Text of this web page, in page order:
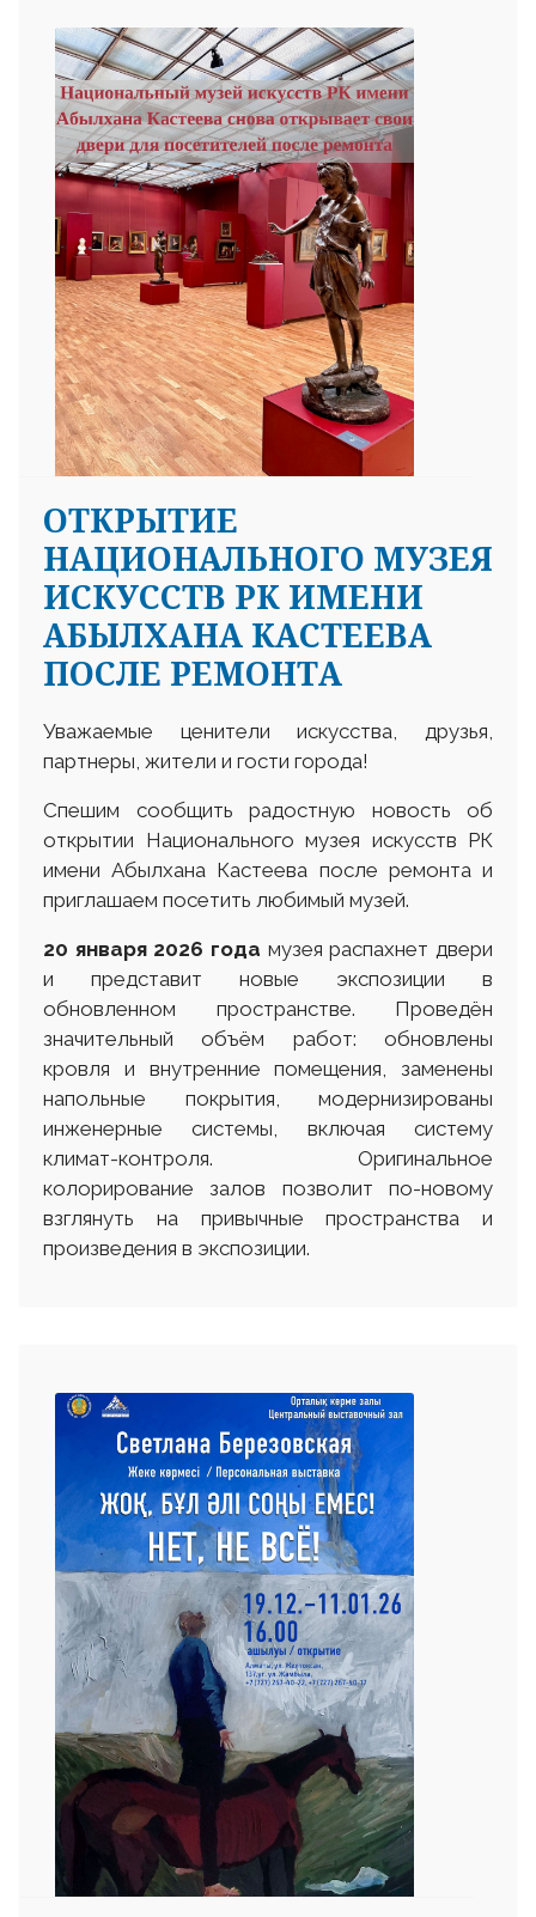
ОТКРЫТИЕ
НАЦИОНАЛЬНОГО МУЗЕЯ
ИСКУССТВ РК ИМЕНИ
АБЫЛХАНА КАСТЕЕВА
ПОСЛЕ РЕМОНТА
Уважаемые ценители искусства, друзья,
партнеры, жители и гости города!
Спешим сообщить радостную новость об
открытии Национального музея искусств РК
имени Абылхана Кастеева после ремонта и
приглашаем посетить любимый музей.
20 января 2026 года музея распахнет двери
и представит новые экспозиции в
обновленном пространстве. Проведён
значительный объём работ: обновлены
кровля и внутренние помещения, заменены
напольные покрытия, модернизированы
инженерные системы, включая систему
климат-контроля. Оригинальное
колорирование залов позволит по-новому
взглянуть на привычные пространства и
произведения в экспозиции.